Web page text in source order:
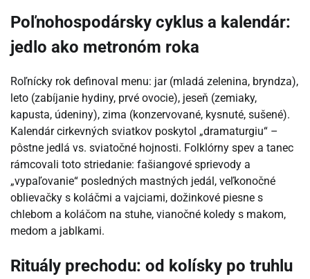
Poľnohospodársky cyklus a kalendár:
jedlo ako metronóm roka
Roľnícky rok definoval menu: jar (mladá zelenina, bryndza),
leto (zabíjanie hydiny, prvé ovocie), jeseň (zemiaky,
kapusta, údeniny), zima (konzervované, kysnuté, sušené).
Kalendár cirkevných sviatkov poskytol „dramaturgiu“ –
pôstne jedlá vs. sviatočné hojnosti. Folklórny spev a tanec
rámcovali toto striedanie: fašiangové sprievody a
„vypaľovanie“ posledných mastných jedál, veľkonočné
oblievačky s koláčmi a vajciami, dožinkové piesne s
chlebom a koláčom na stuhe, vianočné koledy s makom,
medom a jablkami.
Rituály prechodu: od kolísky po truhlu